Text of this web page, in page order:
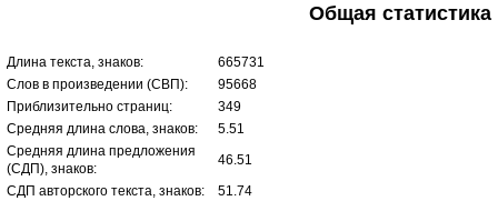
Общая статистика
Длина текста, знаков:
665731
Слов в произведении (СВП):
95668
Приблизительно страниц:
349
Средняя длина слова, знаков:
5.51
Средняя длина предложения
(СДП), знаков:
46.51
СДП авторского текста, знаков:
51.74